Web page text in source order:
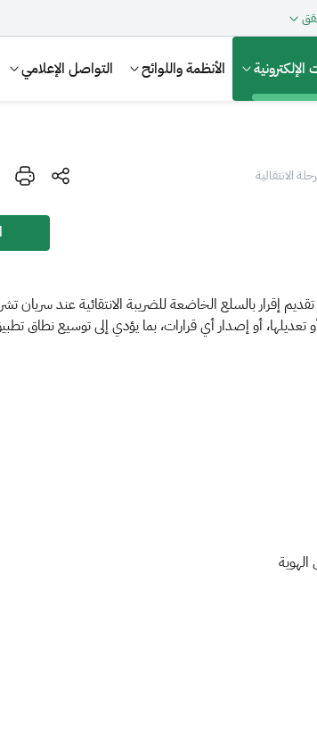
الأنظمة واللوائح التواصل الإعلامي
الإقرار الضريبي التصرفات العقارية
الانتقالية
إقرار بالسلع الخاضعة للضريبة الانتقائية عند سريان
تعديلها، أو إصدار أي قرارات، بما يؤدي إلى توسيع نطاق
الهوية